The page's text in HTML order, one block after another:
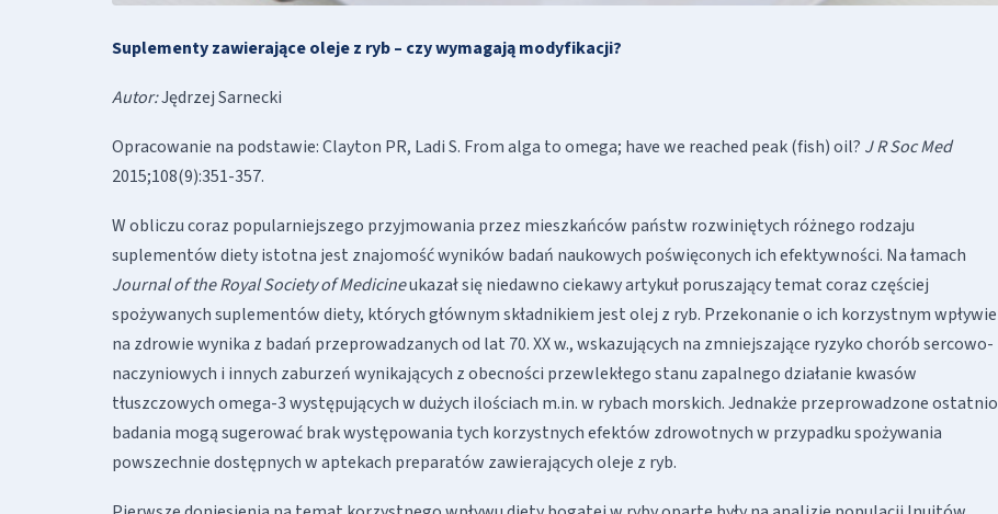
Suplementy zawierające oleje z ryb – czy wymagają modyfikacji?
Autor:Jędrzej Sarnecki
Opracowanie na podstawie: Clayton PR, Ladi S. From alga to omega; have we reached peak (fish) oil? J R Soc Med
2015;108(9):351-357.
W obliczu coraz popularniejszego przyjmowania przez mieszkańców państw rozwiniętych różnego rodzaju
suplementów diety istotna jest znajomość wyników badań naukowych poświęconych ich efektywności. Na łamach
Journal of the Royal Society of Medicineukazał się niedawno ciekawy artykuł poruszający temat coraz częściej
spożywanych suplementów diety, których głównym składnikiem jest olej z ryb. Przekonanie o ich korzystnym wpływie
na zdrowie wynika z badań przeprowadzanych od lat 70. XX w., wskazujących na zmniejszające ryzyko chorób sercowo-
naczyniowych i innych zaburzeń wynikających z obecności przewlekłego stanu zapalnego działanie kwasów
tłuszczowych omega-3 występujących w dużych ilościach m.in. w rybach morskich. Jednakże przeprowadzone ostatnio
badania mogą sugerować brak występowania tych korzystnych efektów zdrowotnych w przypadku spożywania
powszechnie dostępnych w aptekach preparatów zawierających oleje z ryb.